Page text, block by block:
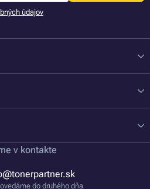
údajov
v kontakte
do druhého dňa